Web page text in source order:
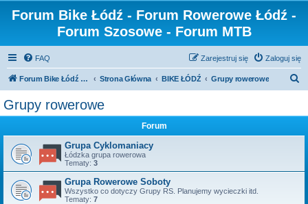
Forum Bike Łódź - Forum Rowerowe Łódź -
Forum Szosowe - Forum MTB
FAQ Zaloguj się
Zarejestruj się
Forum Bike Łódź - Forum Rowerowe Łódź - Forum Szosowe - Forum MTB Strona Główna BIKE ŁÓDŹ Grupy rowerowe
Grupy rowerowe
Forum
Grupa Cyklomaniacy
Łódzka grupa rowerowa
Tematy: 3
Grupa Rowerowe Soboty
Wszystko co dotyczy Grupy RS. Planujemy wycieczki itd.
Tematy: 7